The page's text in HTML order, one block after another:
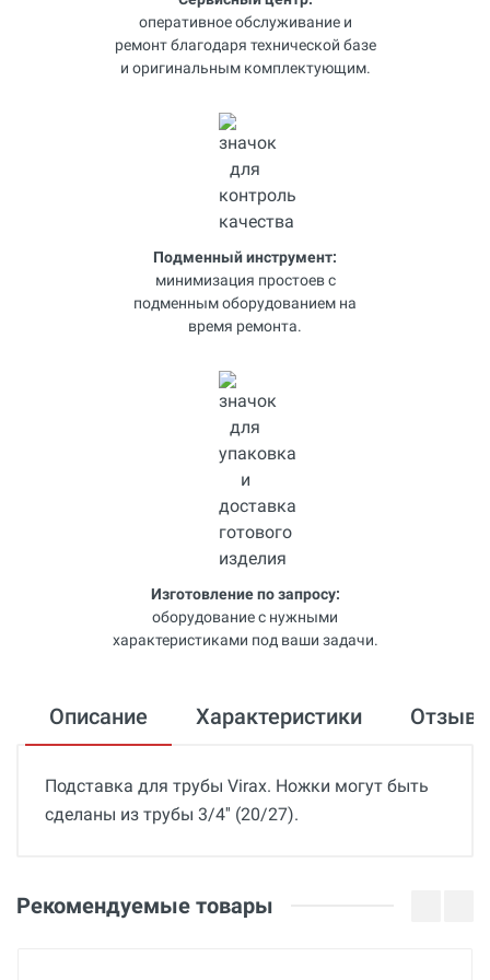
оперативное обслуживание и
ремонт благодаря технической базе
и оригинальным комплектующим.
Подменный инструмент:
минимизация простоев с
подменным оборудованием на
время ремонта.
Изготовление по запросу:
оборудование с нужными
характеристиками под ваши задачи.
Описание Характеристики
Подставка для трубы Virax. Ножки могут быть
сделаны из трубы 3/4'' (20/27).
36 месяцев
Оценка
Рекомендуемые товары